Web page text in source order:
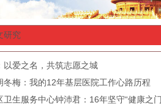
研究
爱之名，共筑志愿之城
梅：我的12年基层医院工作心路历程
生服务中心钟沛君：16年坚守“健康之